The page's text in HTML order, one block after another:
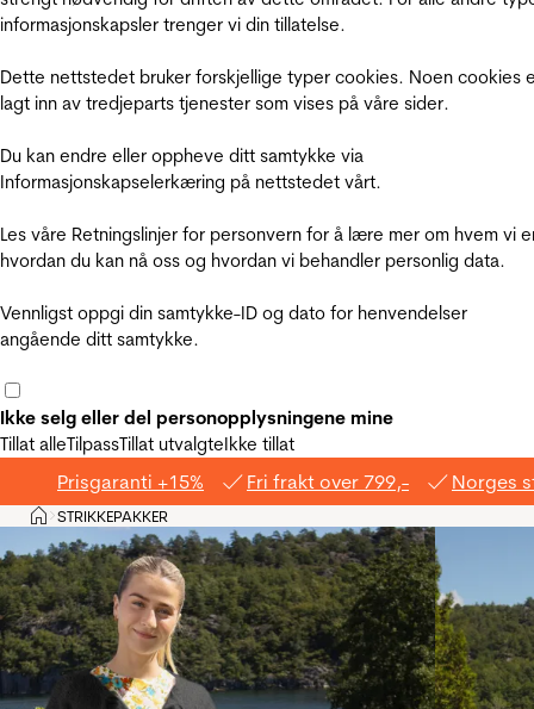
informasjonskapsler trenger vi din tillatelse.
Dette nettstedet bruker forskjellige typer cookies. Noen cookies
lagt inn av tredjeparts tjenester som vises på våre sider.
Du kan endre eller oppheve ditt samtykke via
Informasjonskapselerkæring på nettstedet vårt.
Les våre Retningslinjer for personvern for å lære mer om hvem vi
hvordan du kan nå oss og hvordan vi behandler personlig data.
Vennligst oppgi din samtykke-ID og dato for henvendelser
angående ditt samtykke.
Ikke selg eller del personopplysningene mine
Tillat alleTilpassTillat utvalgteIkke tillat
Prisgaranti +15% Fri frakt over 799,- Norges
Hjem
>STRIKKEPAKKER